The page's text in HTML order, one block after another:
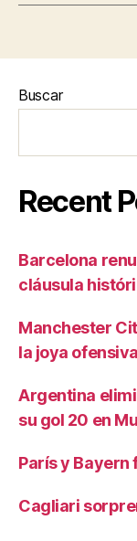
Buscar
Recent
Barcelona
cláusula
Manchester
la joya
Argentina
su gol 20 en
París y
Cagliari